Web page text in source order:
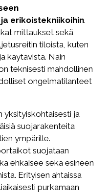
erikoistekniikoihin.
mittaukset sekä
tiloista, kuten
käytävistä. Näin
teknisesti mahdollinen
ongelmatilanteet
yksityiskohtaisesti ja
suojarakenteita
ympärille.
suojataan
ehkäisee sekä esineen
Erityisen ahtaissa
purkamaan